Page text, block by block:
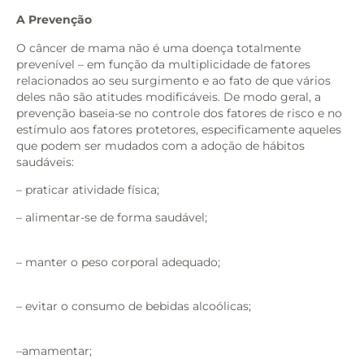
A Prevenção
O câncer de mama não é uma doença totalmente
prevenível – em função da multiplicidade de fatores
relacionados ao seu surgimento e ao fato de que vários
deles não são atitudes modificáveis. De modo geral, a
prevenção baseia-se no controle dos fatores de risco e no
estímulo aos fatores protetores, especificamente aqueles
que podem ser mudados com a adoção de hábitos
saudáveis:
– praticar atividade física;
– alimentar-se de forma saudável;
– manter o peso corporal adequado;
– evitar o consumo de bebidas alcoólicas;
–amamentar;